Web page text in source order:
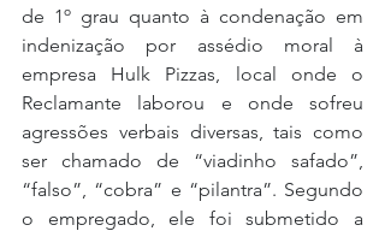
de 1º grau quanto à condenação em
indenização por assédio moral à
empresa Hulk Pizzas, local onde o
Reclamante laborou e onde sofreu
agressões verbais diversas, tais como
ser chamado de “viadinho safado”,
“falso”, “cobra” e “pilantra”. Segundo
o empregado, ele foi submetido a